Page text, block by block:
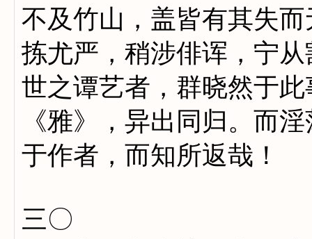
不及竹山，盖皆有其失
拣尤严，稍涉俳诨，宁
世之谭艺者，群晓然于
《雅》，异出同归。而
于作者，而知所返哉！
三〇